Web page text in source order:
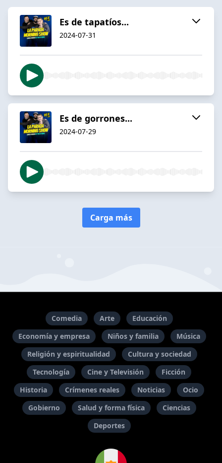
Es de tapatíos...
2024-07-31
Es de gorrones...
2024-07-29
Carga más
Comedia Arte
Educación
Economía y empresa
Niños y familia
Música
Religión y espiritualidad
Cultura y sociedad
Tecnología
Cine y Televisión
Ficción
Historia
Crímenes reales Noticias
Ocio
Gobierno
Salud y forma física
Ciencias
Deportes